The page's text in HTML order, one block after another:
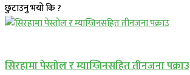
छुटाउनु भयो कि ?
सिरहामा पेस्तोल र म्याग्जिनसहित तीनजना पक्राउ